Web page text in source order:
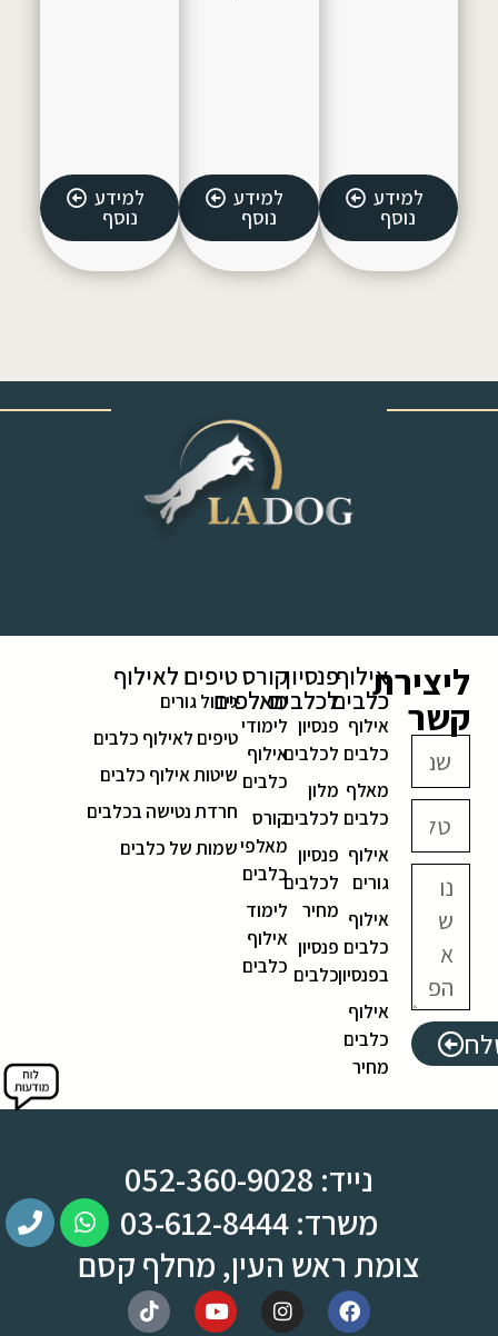
למידע
נוסף
למידע
נוסף
למידע
נוסף
ליצירת
קשר
אילוף
כלבים
אילוף
כלבים
מאלף
כלבים
אילוף
גורים
אילוף
כלבים
בפנסיון
אילוף
כלבים
מחיר
פנסיון
לכלבים
פנסיון
לכלבים
מלון
לכלבים
פנסיון
לכלבים
מחיר
פנסיון
כלבים
קורס
מאלפים
לימודי
אילוף
כלבים
קורס
מאלפי
כלבים
לימוד
אילוף
כלבים
טיפים לאילוף
גידול גורים
טיפים לאילוף כלבים
שיטות אילוף כלבים
חרדת נטישה בכלבים
שמות של כלבים
נייד: 052-360-9028
משרד: 03-612-8444
צומת ראש העין, מחלף קסם